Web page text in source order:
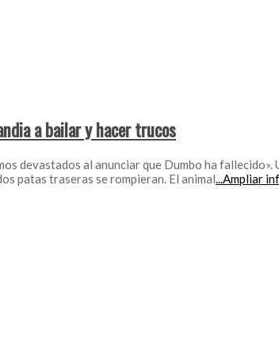
a bailar y hacer trucos
devastados al anunciar que Dumbo ha
patas traseras se rompieran. El animal...Ampliar